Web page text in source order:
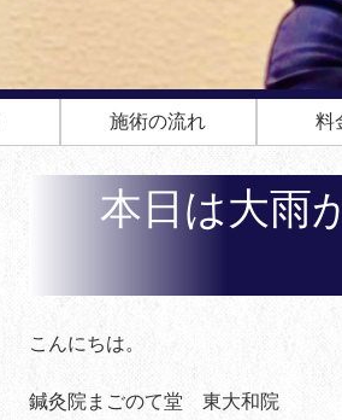
施術の流れ 料
本日は大雨
こんにちは。
鍼灸院まごのて堂 東大和院